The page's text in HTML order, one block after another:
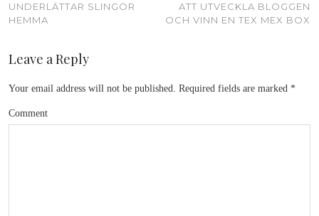
UNDERLÄTTAR SLINGOR
HEMMA
ATT UTVECKLA BLOGGEN
OCH VINN EN TEX MEX BOX
Leave a Reply
Your email address will not be published. Required fields are marked *
Comment